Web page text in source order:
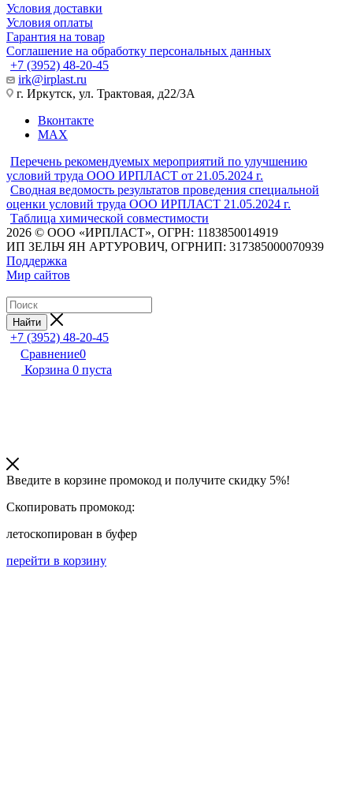
Условия доставки
Условия оплаты
Гарантия на товар
Соглашение на обработку персональных данных
+7 (3952) 48-20-45
irk@irplast.ru
г. Иркутск, ул. Трактовая, д22/3А
Вконтакте
MAX
Перечень рекомендуемых мероприятий по улучшению
условий труда ООО ИРПЛАСТ от 21.05.2024 г.
Сводная ведомость результатов проведения специальной
оценки условий труда ООО ИРПЛАСТ 21.05.2024 г.
Таблица химической совместимости
2026 © ООО «ИРПЛАСТ», ОГРН: 1183850014919
ИП ЗЕЛЬЧ ЯН АРТУРОВИЧ, ОГРНИП: 317385000070939
Поддержка
Мир сайтов
Найти
+7 (3952) 48-20-45
Сравнение0
Корзина 0 пуста
Введите в корзине промокод и получите скидку 5%!
Скопировать промокод:
летоскопирован в буфер
перейти в корзину